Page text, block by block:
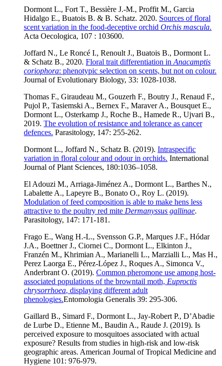
Dormont L., Fort T., Bessière J.-M., Proffit M., Garcia
Hidalgo E., Buatois B. & B. Schatz. 2020. Sources of floral
scent variation in the food-deceptive orchid Orchis mascula.
Acta Oecologica, 107 : 103600.
Joffard N., Le Roncé I., Renoult J., Buatois B., Dormont L.
& Schatz B., 2020. Floral trait differentiation in Anacamptis
coriophora: phenotypic selection on scents, but not on colour.
Journal of Evolutionary Biology, 33: 1028-1038.
Thomas F., Giraudeau M., Gouzerh F., Boutry J., Renaud F.,
Pujol P., Tasiemski A., Bernex F., Maraver A., Bousquet E.,
Dormont L., Osterkamp J., Roche B., Hamede R., Ujvari B.,
2019. The evolution of resistance and tolerance as cancer
defences. Parasitology, 147: 255-262.
Dormont L., Joffard N., Schatz B. (2019). Intraspecific
variation in floral colour and odour in orchids. International
Journal of Plant Sciences, 180:1036–1058.
El Adouzi M., Arriaga-Jiménez A., Dormont L., Barthes N.,
Labalette A., Lapeyre B., Bonato O., Roy L. (2019).
Modulation of feed composition is able to make hens less
attractive to the poultry red mite Dermanyssus gallinae.
Parasitology, 147: 171-181.
Frago E., Wang H.-L., Svensson G.P., Marques J.F., Hódar
J.A., Boettner J., Ciornei C., Dormont L., Elkinton J.,
Franzén M., Khrimian A., Marianelli L., Marzialli L., Mas H.,
Perez Laorga E., Pérez-López J., Roques A., Simonca V.,
Anderbrant O. (2019). Common pheromone use among host-
associated populations of the browntail moth, Euproctis
chrysorrhoea, displaying different adult
phenologies.Entomologia Generalis 39: 295-306.
Gaillard B., Simard F., Dormont L., Jay-Robert P., D’Abadie
de Lurbe D., Etienne M., Baudin A., Raude J. (2019). Is
perceived exposure to mosquitoes associated with actual
exposure? Results from studies in high-risk and low-risk
geographic areas. American Journal of Tropical Medicine and
Hygiene 101: 976-979.